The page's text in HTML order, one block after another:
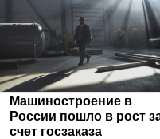
Машиностроение в
России пошло в рост
счет госзаказа